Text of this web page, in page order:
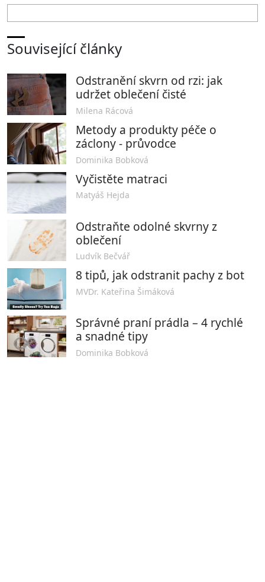
Související články
Odstranění skvrn od rzi: jak
udržet oblečení čisté
Milena Rácová
Metody a produkty péče o
záclony - průvodce
Dominika Bobková
Vyčistěte matraci
Matyáš Hejda
Odstraňte odolné skvrny z
oblečení
Ludvík Bečvář
8 tipů, jak odstranit pachy z bot
MVDr. Kateřina Šimáková
Správné praní prádla – 4 rychlé
a snadné tipy
Dominika Bobková